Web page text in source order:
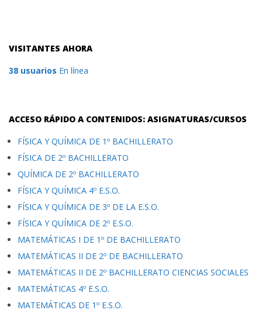
VISITANTES AHORA
38 usuarios En línea
ACCESO RÁPIDO A CONTENIDOS: ASIGNATURAS/CURSOS
FÍSICA Y QUÍMICA DE 1º BACHILLERATO
FÍSICA DE 2º BACHILLERATO
QUÍMICA DE 2º BACHILLERATO
FÍSICA Y QUÍMICA 4º E.S.O.
FÍSICA Y QUÍMICA DE 3º DE LA E.S.O.
FÍSICA Y QUÍMICA DE 2º E.S.O.
MATEMÁTICAS I DE 1º DE BACHILLERATO
MATEMÁTICAS II DE 2º DE BACHILLERATO
MATEMÁTICAS II DE 2º BACHILLERATO CIENCIAS SOCIALES
MATEMÁTICAS 4º E.S.O.
MATEMÁTICAS DE 1º E.S.O.